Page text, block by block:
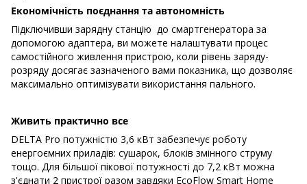
Економічність поєднання та автономність
Підключивши зарядну станцію до смартгенератора за
допомогою адаптера, ви можете налаштувати процес
самостійного живлення пристрою, коли рівень заряду-
розряду досягає зазначеного вами показника, що дозволяє
максимально оптимізувати використання пального.
Живить практично все
DELTA Pro потужністю 3,6 кВт забезпечує роботу
енергоємних приладів: сушарок, блоків змінного струму
тощо. Для більшої пікової потужності до 7,2 кВт можна
з'єднати 2 пристрої разом завдяки EcoFlow Smart Home